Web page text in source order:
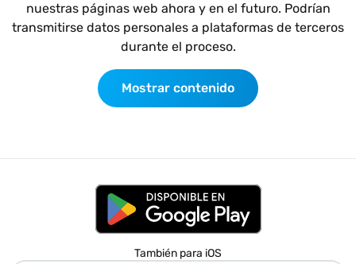
nuestras páginas web ahora y en el futuro. Podrían
transmitirse datos personales a plataformas de terceros
durante el proceso.
Mostrar contenido
También para iOS